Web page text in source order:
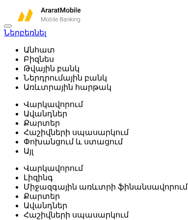
Ներբեռնել
Անհատ
Բիզնես
Թվային բանկ
Ներդրումային բանկ
Առևտրային հարթակ
Վարկավորում
Ավանդներ
Քարտեր
Հաշիվների սպասարկում
Փոխանցում և ստացում
Այլ
Վարկավորում
Լիզինգ
Միջազգային առևտրի ֆինանսավորում
Քարտեր
Ավանդներ
Հաշիվների սպասարկում